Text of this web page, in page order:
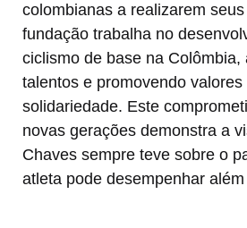
colombianas a realizarem
fundação trabalha no
ciclismo de base na Colômbia,
talentos e promovendo
solidariedade. Este
novas gerações demonstra a
Chaves sempre teve sobre o
atleta pode desempenhar